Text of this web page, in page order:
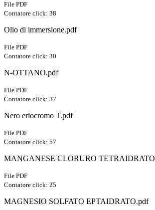
File PDF
Contatore click: 38
Olio di immersione.pdf
File PDF
Contatore click: 30
N-OTTANO.pdf
File PDF
Contatore click: 37
Nero eriocromo T.pdf
File PDF
Contatore click: 57
MANGANESE CLORURO
File PDF
Contatore click: 25
MAGNESIO SOLFATO EPTAIDRATO.pdf